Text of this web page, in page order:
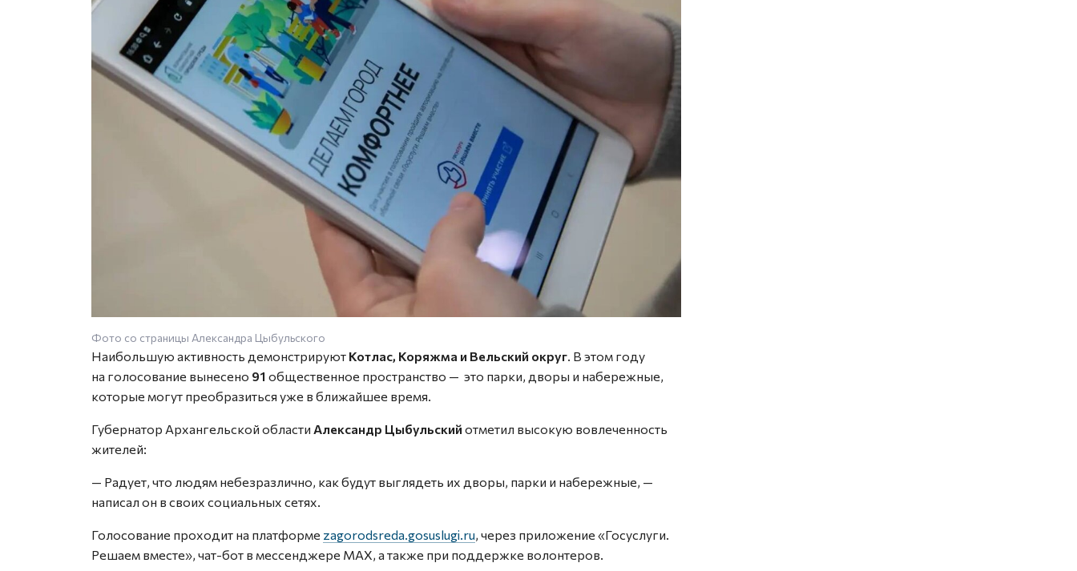
Фото со страницы Александра Цыбульского
Наибольшую активность демонстрируют Котлас, Коряжма и Вельский округ. В этом году
на голосование вынесено 91 общественное пространство — это парки, дворы и набережные,
которые могут преобразиться уже в ближайшее время.
Губернатор Архангельской области Александр Цыбульский отметил высокую вовлеченность
жителей:
— Радует, что людям небезразлично, как будут выглядеть их дворы, парки и набережные, —
написал он в своих социальных сетях.
Голосование проходит на платформе zagorodsreda.gosuslugi.ru, через приложение «Госуслуги.
Решаем вместе», чат-бот в мессенджере MAX, а также при поддержке волонтеров.